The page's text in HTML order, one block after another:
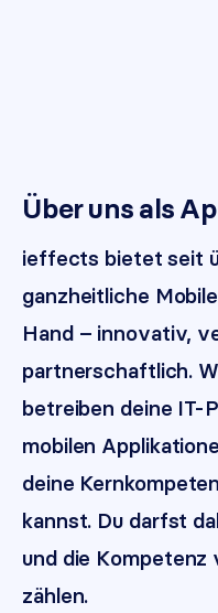
Über uns als
ieffects bietet seit
ganzheitliche
Hand – innovativ,
partnerschaftlich.
betreiben deine IT-
mobilen
deine
kannst. Du darfst
und die
zählen.